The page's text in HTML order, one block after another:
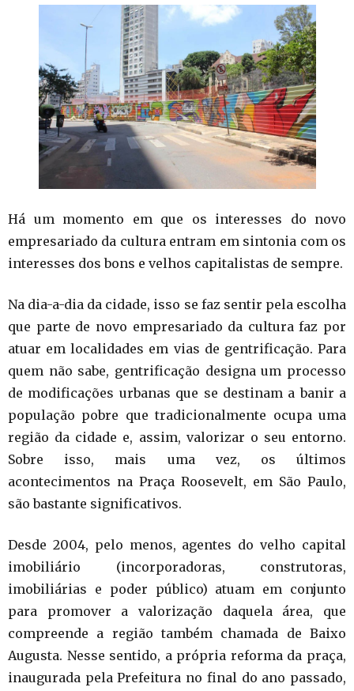
Há um momento em que os interesses do novo
empresariado da cultura entram em sintonia com os
interesses dos bons e velhos capitalistas de sempre.
Na dia-a-dia da cidade, isso se faz sentir pela escolha
que parte de novo empresariado da cultura faz por
atuar em localidades em vias de gentrificação. Para
quem não sabe, gentrificação designa um processo
de modificações urbanas que se destinam a banir a
população pobre que tradicionalmente ocupa uma
região da cidade e, assim, valorizar o seu entorno.
Sobre isso, mais uma vez, os últimos
acontecimentos na Praça Roosevelt, em São Paulo,
são bastante significativos.
Desde 2004, pelo menos, agentes do velho capital
imobiliário (incorporadoras, construtoras,
imobiliárias e poder público) atuam em conjunto
para promover a valorização daquela área, que
compreende a região também chamada de Baixo
Augusta. Nesse sentido, a própria reforma da praça,
inaugurada pela Prefeitura no final do ano passado,